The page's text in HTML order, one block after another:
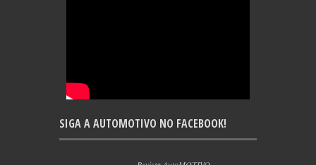
SIGA A AUTOMOTIVO NO FACEBOOK!